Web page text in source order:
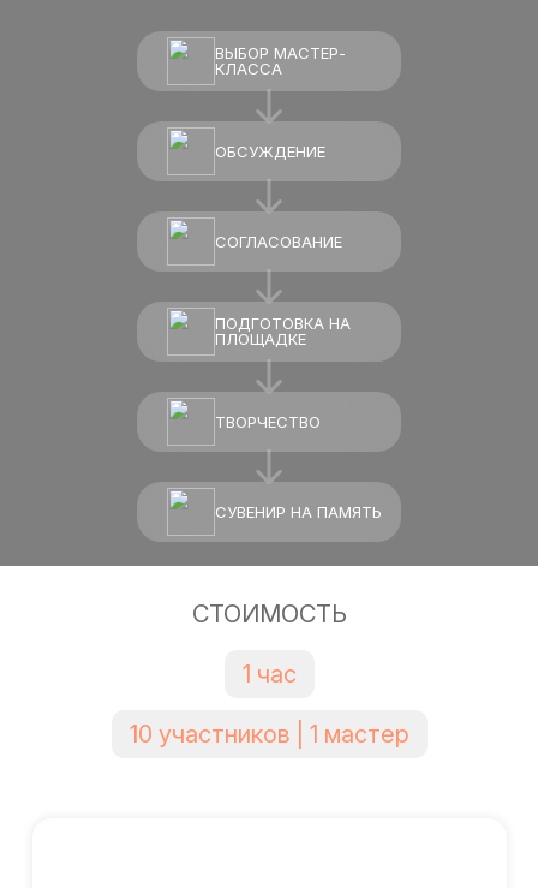
ВЫБОР МАСТЕР-
КЛАССА
ОБСУЖДЕНИЕ
СОГЛАСОВАНИЕ
ПОДГОТОВКА НА
ПЛОЩАДКЕ
ТВОРЧЕСТВО
СУВЕНИР НА ПАМЯТЬ
СТОИМОСТЬ
1 час
10 участников | 1 мастер